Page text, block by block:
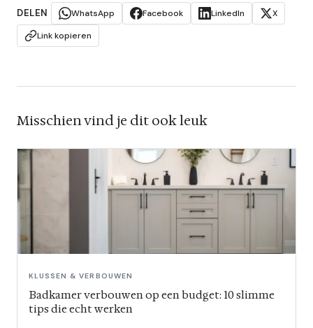
DELEN WhatsApp Facebook LinkedIn
X
Link kopieren
Misschien vind je dit ook leuk
KLUSSEN & VERBOUWEN
Badkamer verbouwen op een budget: 10 slimme
tips die echt werken